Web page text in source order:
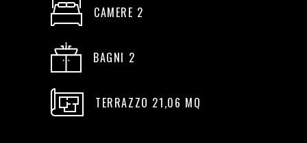
CAMERE 2
BAGNI 2
TERRAZZO 21,06 MQ